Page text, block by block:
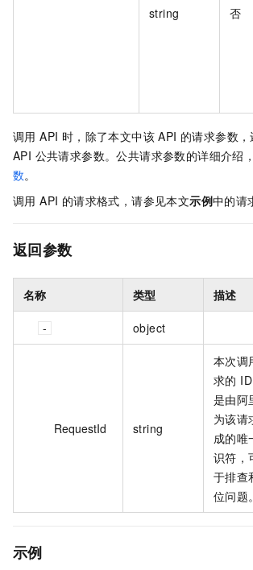
string 否
调用 API 时，除了本文中该 API 的请求参数
API 公共请求参数。公共请求参数的详细介绍
数。
调用 API 的请求格式，请参见本文示例中的请
返回参数
名称 类型 描述
object
RequestId string
本次调
求的 ID
是由阿
为该请
成的唯
识符，
于排查
位问题。
示例